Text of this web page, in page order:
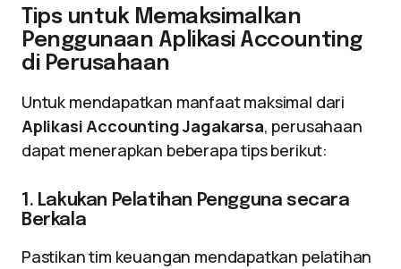
Tips untuk Memaksimalkan
Penggunaan Aplikasi Accounting
di Perusahaan
Untuk mendapatkan manfaat maksimal dari
Aplikasi Accounting Jagakarsa, perusahaan
dapat menerapkan beberapa tips berikut:
1. Lakukan Pelatihan Pengguna secara
Berkala
Pastikan tim keuangan mendapatkan pelatihan